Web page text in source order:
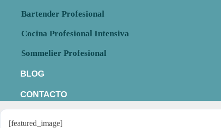
Bartender Profesional
Cocina Profesional Intensiva
Sommelier Profesional
BLOG
CONTACTO
[featured_image]